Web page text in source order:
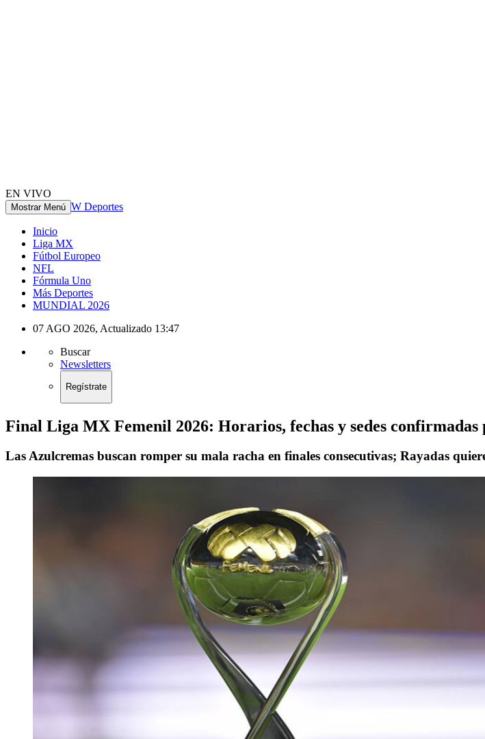
EN VIVO
Mostrar Menú W Deportes
Inicio
Liga MX
Fútbol Europeo
NFL
Fórmula Uno
Más Deportes
MUNDIAL 2026
07 AGO 2026, Actualizado 13:47
Buscar
Newsletters
Regístrate
Final Liga MX Femenil 2026: Horarios, fechas y sedes
Las Azulcremas buscan romper su mala racha en finales consecutivas; Rayadas